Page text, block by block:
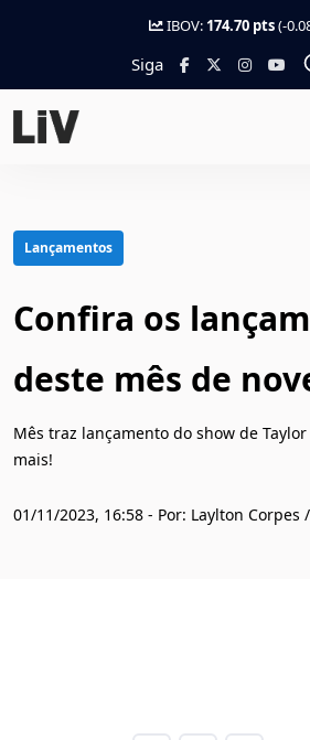
IBOV: 174.70 pts(-
Siga
Lançamentos
Confira os
deste mês de
Mês traz lançamento do show de Taylor
mais!
01/11/2023, 16:58 - Por: Laylton Corpes